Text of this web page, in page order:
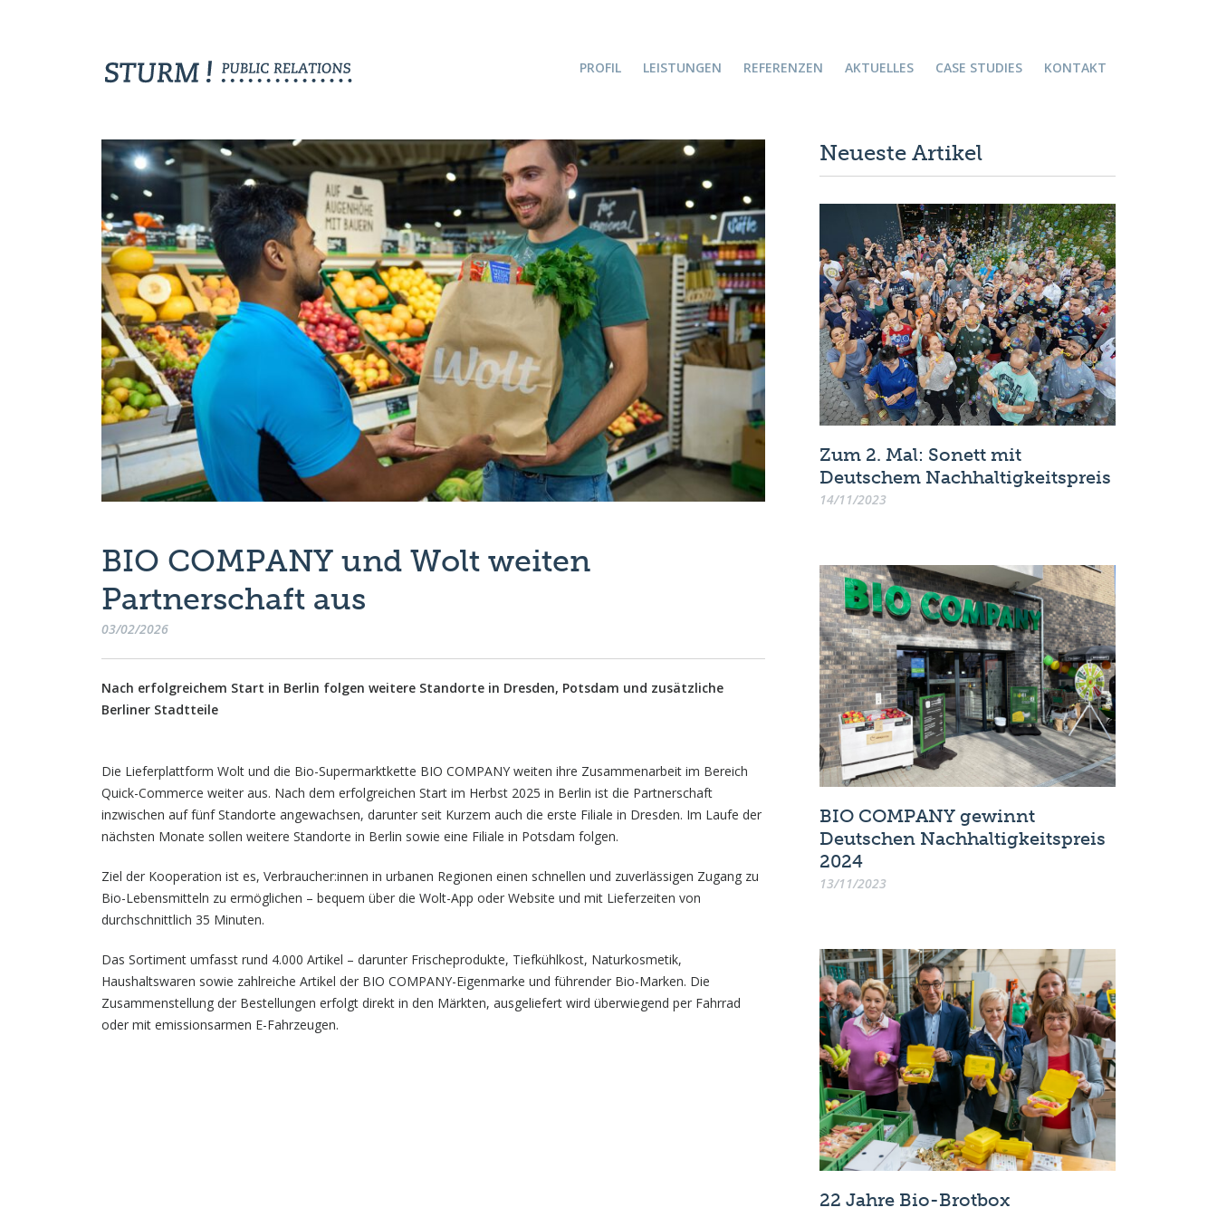
PROFIL LEISTUNGEN REFERENZEN AKTUELLES CASE STUDIES KONTAKT
BIO COMPANY und Wolt weiten
Partnerschaft aus
03/02/2026
Nach erfolgreichem Start in Berlin folgen weitere Standorte in Dresden, Potsdam und zusätzliche
Berliner Stadtteile
Die Lieferplattform Wolt und die Bio-Supermarktkette BIO COMPANY weiten ihre Zusammenarbeit im Bereich
Quick-Commerce weiter aus. Nach dem erfolgreichen Start im Herbst 2025 in Berlin ist die Partnerschaft
inzwischen auf fünf Standorte angewachsen, darunter seit Kurzem auch die erste Filiale in Dresden. Im Laufe der
nächsten Monate sollen weitere Standorte in Berlin sowie eine Filiale in Potsdam folgen.
Ziel der Kooperation ist es, Verbraucher:innen in urbanen Regionen einen schnellen und zuverlässigen Zugang zu
Bio-Lebensmitteln zu ermöglichen – bequem über die Wolt-App oder Website und mit Lieferzeiten von
durchschnittlich 35 Minuten.
Das Sortiment umfasst rund 4.000 Artikel – darunter Frischeprodukte, Tiefkühlkost, Naturkosmetik,
Haushaltswaren sowie zahlreiche Artikel der BIO COMPANY-Eigenmarke und führender Bio-Marken. Die
Zusammenstellung der Bestellungen erfolgt direkt in den Märkten, ausgeliefert wird überwiegend per Fahrrad
oder mit emissionsarmen E-Fahrzeugen.
Neueste Artikel
Zum 2. Mal: Sonett mit
Deutschem Nachhaltigkeitspreis
14/11/2023
BIO COMPANY gewinnt
Deutschen Nachhaltigkeitspreis
2024
13/11/2023
22 Jahre Bio-Brotbox